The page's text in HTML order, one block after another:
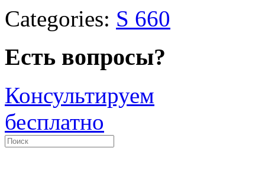
Categories: S 660
Есть вопросы?
Консультируем
бесплатно